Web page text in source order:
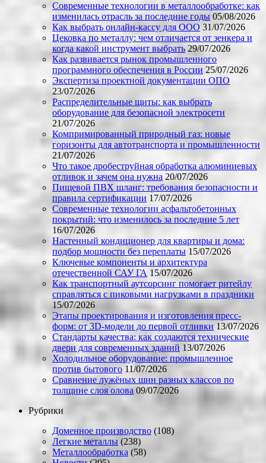
Современные технологии в металлообработке: как
изменилась отрасль за последние годы 05/08/2026
Как выбрать онлайн-кассу для ООО 31/07/2026
Цековка по металлу: чем отличается от зенкера и
когда какой инструмент выбрать 29/07/2026
Как развивается рынок промышленного
программного обеспечения в России 25/07/2026
Экспертиза проектной документации ОПО
23/07/2026
Распределительные щиты: как выбрать
оборудование для безопасной электросети
21/07/2026
Компримированный природный газ: новые
горизонты для автотранспорта и промышленности
21/07/2026
Что такое дробеструйная обработка алюминиевых
отливок и зачем она нужна 20/07/2026
Пищевой ПВХ шланг: требования безопасности и
правила сертификации 17/07/2026
Современные технологии асфальтобетонных
покрытий: что изменилось за последние 5 лет
16/07/2026
Настенный кондиционер для квартиры и дома:
подбор мощности без переплаты 15/07/2026
Ключевые компоненты и архитектура
отечественной САУ ГА 15/07/2026
Как транспортный аутсорсинг помогает ритейлу
справляться с пиковыми нагрузками в праздники
15/07/2026
Этапы проектирования и изготовления пресс-
форм: от 3D-модели до первой отливки 13/07/2026
Стандарты качества: как создаются технические
двери для современных зданий 13/07/2026
Холодильное оборудование: промышленное
против бытового 11/07/2026
Сравнение лужёных шин разных классов по
толщине слоя олова 09/07/2026
Рубрики
Доменное производство (108)
Легкие металлы (238)
Металлообработка (58)